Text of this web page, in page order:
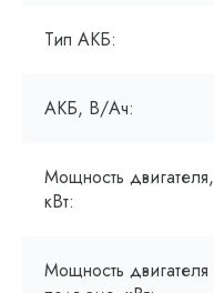
Тип АКБ:
АКБ, В/Ач:
Мощность двигателя,
кВт:
Мощность двигателя